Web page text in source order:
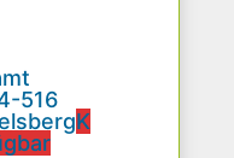
516
K